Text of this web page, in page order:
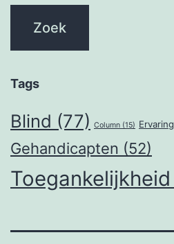
Tags
Blind (77) Column (15) Ervaring
Gehandicapten (52)
Toegankelijkheid